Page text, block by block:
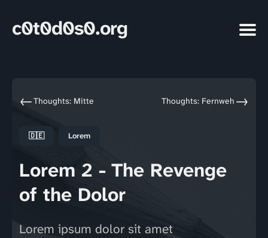
c0t0d0s0.org
←Thoughts: Mitte Thoughts: Fernweh →
🇩🇪 Lorem
Lorem 2 - The Revenge
of the Dolor
Lorem ipsum dolor sit amet